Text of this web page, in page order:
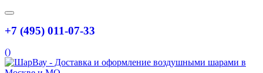
+7 (495) 011-07-33
()